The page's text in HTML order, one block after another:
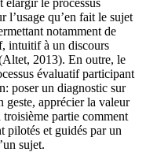
l’usage qu’en fait le sujet
notamment de
intuitif à un discours
2013). En outre, le
évaluatif participant
poser un diagnostic sur
geste, apprécier la valeur
partie comment
pilotés et guidés par un
sujet.